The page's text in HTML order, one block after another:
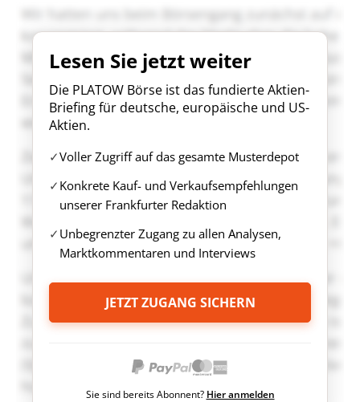
Lesen Sie jetzt weiter
Die PLATOW Börse ist das fundierte Aktien-
Briefing für deutsche, europäische und US-
Aktien.
Voller Zugriff auf das gesamte Musterdepot
Konkrete Kauf- und Verkaufsempfehlungen
unserer Frankfurter Redaktion
Unbegrenzter Zugang zu allen Analysen,
Marktkommentaren und Interviews
JETZT ZUGANG SICHERN
Sie sind bereits Abonnent? Hier anmelden